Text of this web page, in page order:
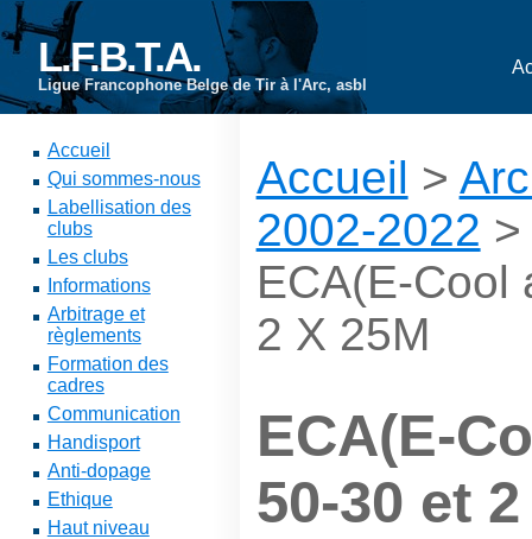
L.F.B.T.A.
Ligue Francophone Belge de Tir à l'Arc, asbl
Accueil
Qui sommes-nous
Labellisation des
clubs
Les clubs
Informations
Arbitrage et
règlements
Formation des
cadres
Communication
Handisport
Anti-dopage
Ethique
Haut niveau
Accueil >
2002-2022
ECA(E-Cool
2 X 25M
ECA(E-
50-30 et